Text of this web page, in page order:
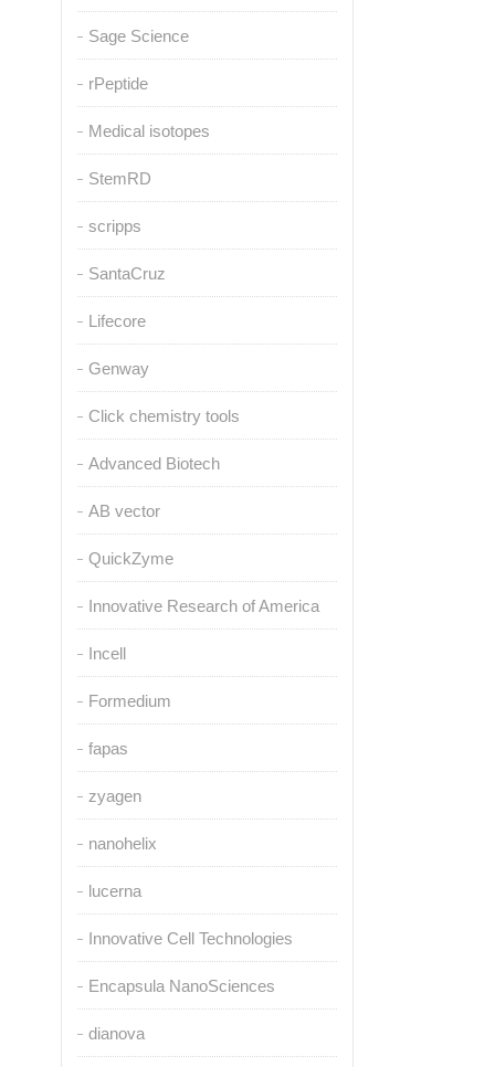
Sage Science
rPeptide
Medical isotopes
StemRD
scripps
SantaCruz
Lifecore
Genway
Click chemistry tools
Advanced Biotech
AB vector
QuickZyme
Innovative Research of America
Incell
Formedium
fapas
zyagen
nanohelix
lucerna
Innovative Cell Technologies
Encapsula NanoSciences
dianova